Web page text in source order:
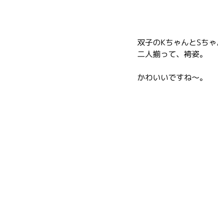
双子のKちゃんとSち
二人揃って、袴姿。
かわいいですね～。